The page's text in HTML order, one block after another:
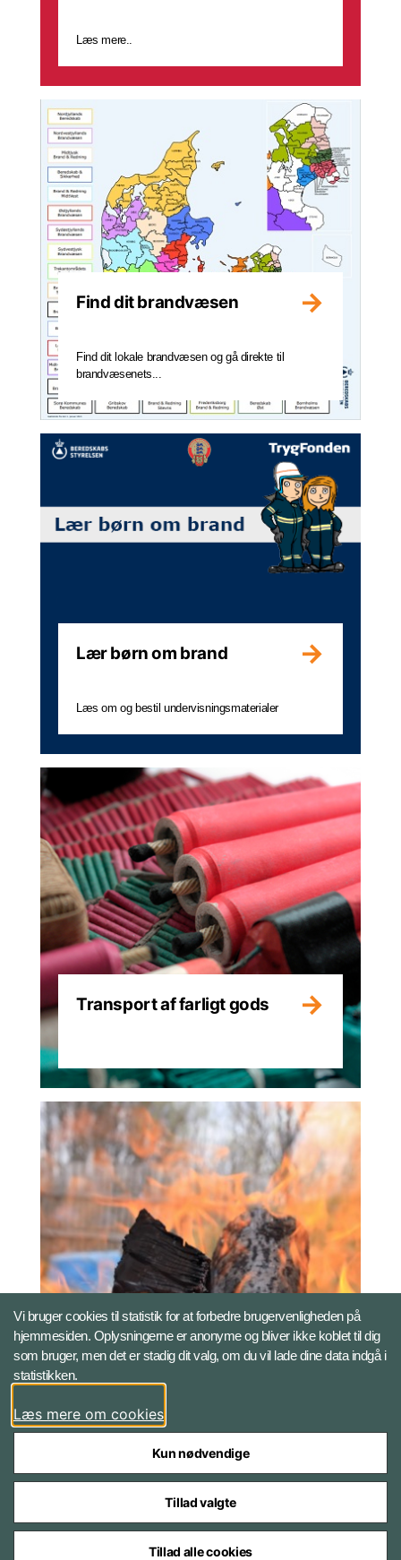
Læs mere..
Find dit brandvæsen
Find dit lokale brandvæsen og gå direkte til
brandvæsenets...
Lær børn om brand
Læs om og bestil undervisningsmaterialer
Transport af farligt gods
Afbrændings-
bekendtgørelsen
Vi bruger cookies til statistik for at forbedre brugervenligheden på
hjemmesiden. Oplysningerne er anonyme og bliver ikke koblet til dig
som bruger, men det er stadig dit valg, om du vil lade dine data indgå i
statistikken.
Læs mere om cookies
Kun nødvendige
Tillad valgte
Tillad alle cookies